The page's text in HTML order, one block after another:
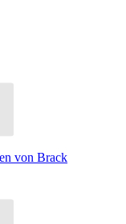
von Brack